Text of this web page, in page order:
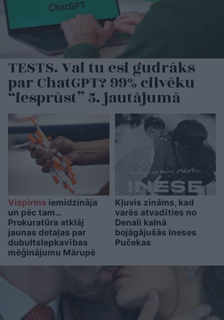
TESTS. Vai tu esi gudrāks
par ChatGPT? 99% cilvēku
“iesprūst” 5. jautājumā
Vispirms iemidzināja
un pēc tam…
Prokuratūra atklāj
jaunas detaļas par
dubultslepkavības
mēģinājumu Mārupē
Kļuvis zināms, kad
varēs atvadīties no
Denali kalnā
bojāgājušās Ineses
Pučekas